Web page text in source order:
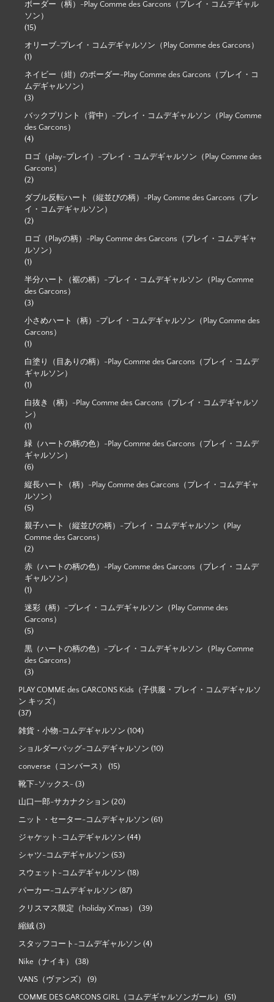
ボーダー（柄）-Play Comme des Garcons（プレイ・コムデギャル
ソン）
(15)
オリーブ-プレイ・コムデギャルソン（Play Comme des Garcons）
(1)
ネイビー（紺）のボーダー-Play Comme des Garcons（プレイ・コ
ムデギャルソン）
(3)
バックプリント（背中）-プレイ・コムデギャルソン（Play Comme
des Garcons）
(4)
ロゴ（play-プレイ）-プレイ・コムデギャルソン（Play Comme des
Garcons）
(2)
ダブル反転ハート（縦並びの柄）-Play Comme des Garcons（プレ
イ・コムデギャルソン）
(2)
ロゴ（Playの柄）-Play Comme des Garcons（プレイ・コムデギャ
ルソン）
(1)
半分ハート（裾の柄）-プレイ・コムデギャルソン（Play Comme
des Garcons）
(3)
小さめハート（柄）-プレイ・コムデギャルソン（Play Comme des
Garcons）
(1)
白塗り（目ありの柄）-Play Comme des Garcons（プレイ・コムデ
ギャルソン）
(1)
白抜き（柄）-Play Comme des Garcons（プレイ・コムデギャルソ
ン）
(1)
緑（ハートの柄の色）-Play Comme des Garcons（プレイ・コムデ
ギャルソン）
(6)
縦長ハート（柄）-Play Comme des Garcons（プレイ・コムデギャ
ルソン）
(5)
親子ハート（縦並びの柄）-プレイ・コムデギャルソン（Play
Comme des Garcons）
(2)
赤（ハートの柄の色）-Play Comme des Garcons（プレイ・コムデ
ギャルソン）
(1)
迷彩（柄）-プレイ・コムデギャルソン（Play Comme des
Garcons）
(5)
黒（ハートの柄の色）-プレイ・コムデギャルソン（Play Comme
des Garcons）
(3)
PLAY COMME des GARCONS Kids（子供服・プレイ・コムデギャルソ
ン キッズ）
(37)
雑貨・小物-コムデギャルソン (104)
ショルダーバッグ-コムデギャルソン (10)
converse（コンバース） (15)
靴下-ソックス- (3)
山口一郎-サカナクション (20)
ニット・セーター-コムデギャルソン (61)
ジャケット-コムデギャルソン (44)
シャツ-コムデギャルソン (53)
スウェット-コムデギャルソン (18)
パーカー-コムデギャルソン (87)
クリスマス限定（holiday X'mas） (39)
縮絨 (3)
スタッフコート-コムデギャルソン (4)
Nike（ナイキ） (38)
VANS（ヴァンズ） (9)
COMME DES GARCONS GIRL（コムデギャルソンガール） (51)